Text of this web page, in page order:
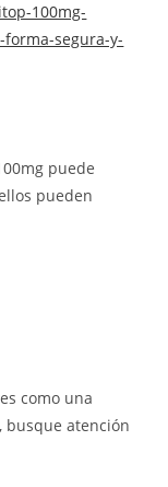
100mg-
segura-y-
puede
pueden
como una
busque atención